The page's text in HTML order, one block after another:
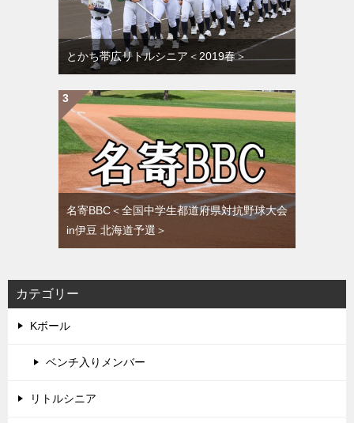
とかち帯広リトルシニア＜2019春＞
名寄BBC＜全国中学生都道府県対抗野球大会
in伊豆 北海道予選＞
カテゴリー
Kボール
ベンチ入りメンバー
リトルシニア